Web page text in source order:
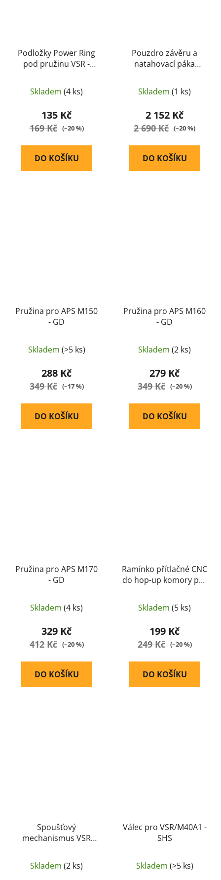
Podložky Power Ring
pod pružinu VSR -
Skladem (4 ks)
135 Kč
169 Kč (–20 %)
DO KOŠÍKU
Pouzdro závěru a
natahovací páka
(levá ruka) - Maple Leaf
Skladem (1 ks)
2 152 Kč
2 690 Kč (–20 %)
DO KOŠÍKU
Pružina pro APS M150
- GD
Skladem (>5 ks)
288 Kč
349 Kč (–17 %)
DO KOŠÍKU
Pružina pro APS M160
- GD
Skladem (2 ks)
279 Kč
349 Kč (–20 %)
DO KOŠÍKU
Pružina pro APS M170
- GD
Skladem (4 ks)
329 Kč
412 Kč (–20 %)
DO KOŠÍKU
Ramínko přítlačné CNC
do hop-up komory pro
MB07, MB10, MB11 -
morriscz
Skladem (5 ks)
199 Kč
249 Kč (–20 %)
DO KOŠÍKU
Spoušťový
mechanismus VSR
Skladem (2 ks)
Válec pro VSR/M40A1 -
SHS
Skladem (>5 ks)